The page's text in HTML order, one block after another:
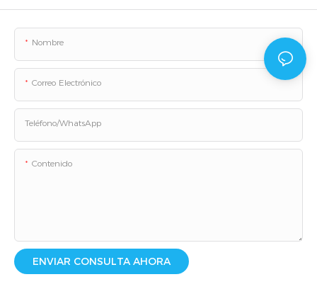
Nombre
Correo Electrónico
Teléfono/WhatsApp
Contenido
ENVIAR CONSULTA AHORA